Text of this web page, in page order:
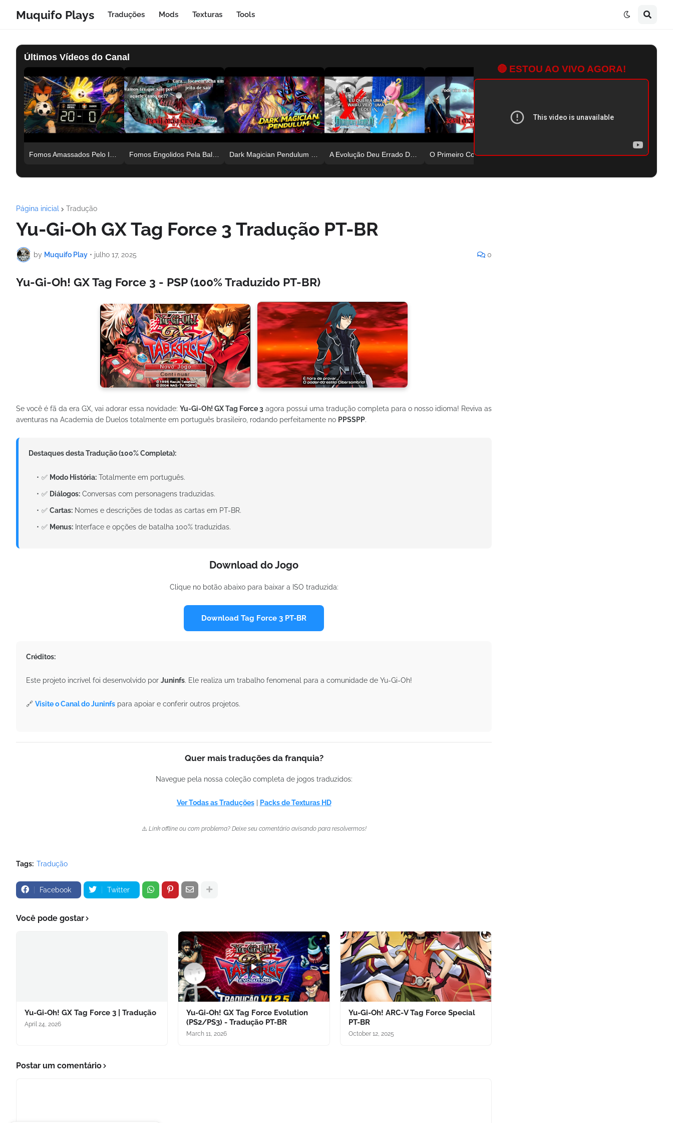
Muquifo Plays Traduções Mods Texturas Tools
Últimos Vídeos do Canal
Fomos Amassados Pelo Instituto Imperial | Inazuma Eleven DS #001 Fomos Engolidos Pela Baleia! E Agora Devil May Cry 3 Co op #005 Dark Magician Pendulum Decklist e Análise de Status | Yu Gi Oh! Arc V Tag Force Special ​A Evolução Deu Errado DE NOVO!! Adeus Angewomon | Digimon World Next Order #006 O Primeiro Confronto Contra o Vergil! | Devil May Cry 3 Co-op Com @Gabr1eLz-k2q #004 Birdramon A Galinha Que Te Morde
🔴 ESTOU AO VIVO AGORA!
Página inicial Tradução
Yu-Gi-Oh GX Tag Force 3 Tradução PT-BR
by Muquifo Play • julho 17, 2025 0
Yu-Gi-Oh! GX Tag Force 3 - PSP (100% Traduzido PT-BR)
Se você é fã da era GX, vai adorar essa novidade: Yu-Gi-Oh! GX Tag Force 3 agora possui uma tradução completa para o nosso idioma! Reviva as
aventuras na Academia de Duelos totalmente em português brasileiro, rodando perfeitamente no PPSSPP.
Destaques desta Tradução (100% Completa):
✅ Modo História: Totalmente em português.
✅ Diálogos: Conversas com personagens traduzidas.
✅ Cartas: Nomes e descrições de todas as cartas em PT-BR.
✅ Menus: Interface e opções de batalha 100% traduzidas.
Download do Jogo
Clique no botão abaixo para baixar a ISO traduzida:
Download Tag Force 3 PT-BR
Créditos:
Este projeto incrível foi desenvolvido por Juninfs. Ele realiza um trabalho fenomenal para a comunidade de Yu-Gi-Oh!
🔗 Visite o Canal do Juninfs para apoiar e conferir outros projetos.
Quer mais traduções da franquia?
Navegue pela nossa coleção completa de jogos traduzidos:
Ver Todas as Traduções| Packs de Texturas HD
⚠️ Link offline ou com problema? Deixe seu comentário avisando para resolvermos!
Tags: Tradução
Facebook Twitter
Você pode gostar
Yu-Gi-Oh! GX Tag Force 3 | Tradução
April 24, 2026
Yu-Gi-Oh! GX Tag Force Evolution
(PS2/PS3) - Tradução PT-BR
March 11, 2026
Yu-Gi-Oh! ARC-V Tag Force Special
PT-BR
October 12, 2025
Postar um comentário